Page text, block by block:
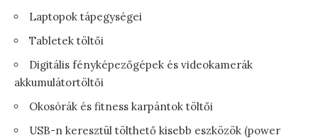
Laptopok tápegységei
Tabletek töltői
Digitális fényképezőgépek és videokamerák
akkumulátortöltői
Okosórák és fitness karpántok töltői
USB-n keresztül tölthető kisebb eszközök (power